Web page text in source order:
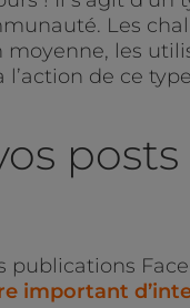
Les
moyenne, les
de ce
posts
publications
important